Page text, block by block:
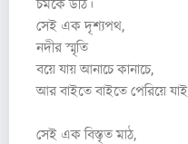
চমকে উঠি।
সেই এক দৃশ্যপথ,
নদীর স্মৃতি
বয়ে যায় আনাচে কানাচে,
আর বাইতে বাইতে পেরিয়ে
সেই এক বিস্তৃত মাঠ,